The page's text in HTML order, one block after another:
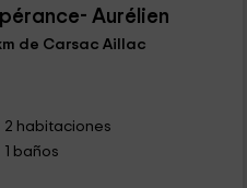
Aurélien
de Carsac Aillac
2 habitaciones
1 baños